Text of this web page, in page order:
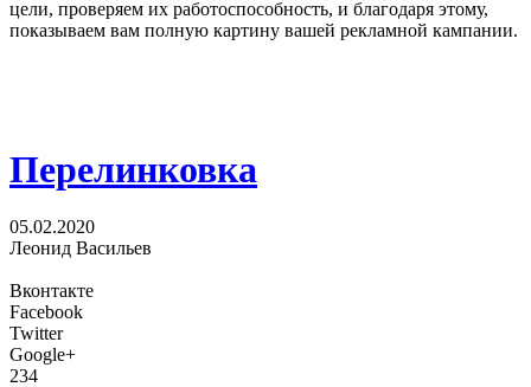
цели, проверяем их работоспособность, и благодаря этому,
показываем вам полную картину вашей рекламной кампании.
Перелинковка
05.02.2020
Леонид Васильев
Вконтакте
Facebook
Twitter
Google+
234